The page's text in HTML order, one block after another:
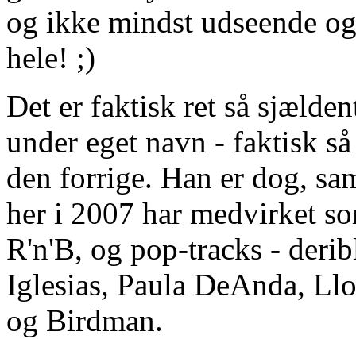
og ikke mindst udseende
hele! ;)
Det er faktisk ret så
under eget navn - faktisk
den forrige. Han er dog,
her i 2007 har medvirket
R'n'B, og pop-tracks -
Iglesias, Paula DeAnda,
og Birdman.